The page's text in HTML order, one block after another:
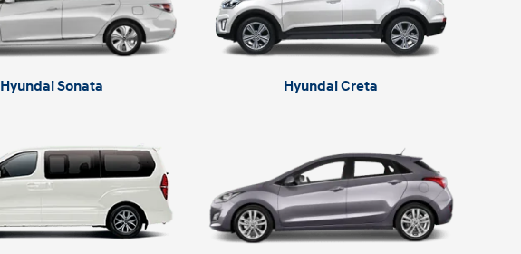
Hyundai Sonata Hyundai Creta